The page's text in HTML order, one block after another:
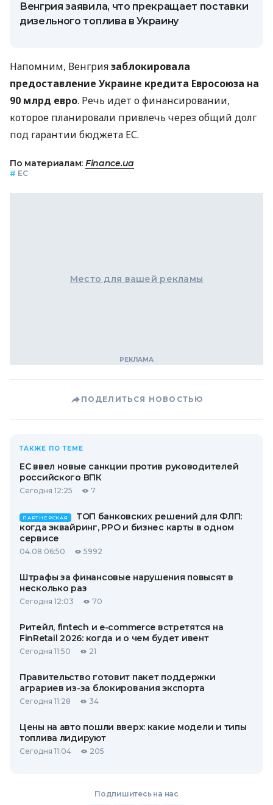
Венгрия заявила, что прекращает поставки
дизельного топлива в Украину
Напомним, Венгриязаблокировала
предоставление Украине кредита Евросоюза на
90 млрд евро. Речь идет о финансировании,
которое планировали привлечь через общий долг
под гарантии бюджета ЕС.
По материалам: Finance.ua
# ЕС
Место для вашей рекламы
ПОДЕЛИТЬСЯ НОВОСТЬЮ
ТАКЖЕ ПО ТЕМЕ
ЕС ввел новые санкции против руководителей
российского ВПК
Сегодня 12:25 7
ПАРТНЕРСКАЯ
ТОП банковских решений для ФЛП:
когда эквайринг, РРО и бизнес карты в одном
сервисе
04.08 06:50 5992
Штрафы за финансовые нарушения повысят в
несколько раз
Сегодня 12:03 70
Ритейл, fintech и e-commerce встретятся на
FinRetail 2026: когда и о чем будет ивент
Сегодня 11:50 21
Правительство готовит пакет поддержки
аграриев из-за блокирования экспорта
Сегодня 11:28 34
Цены на авто пошли вверх: какие модели и типы
топлива лидируют
Сегодня 11:04 205
Подпишитесь на нас